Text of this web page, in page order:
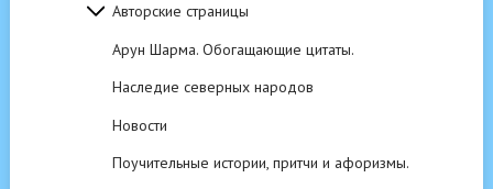
Авторские страницы
Арун Шарма. Обогащающие цитаты.
Наследие северных народов
Новости
Поучительные истории, притчи и афоризмы.